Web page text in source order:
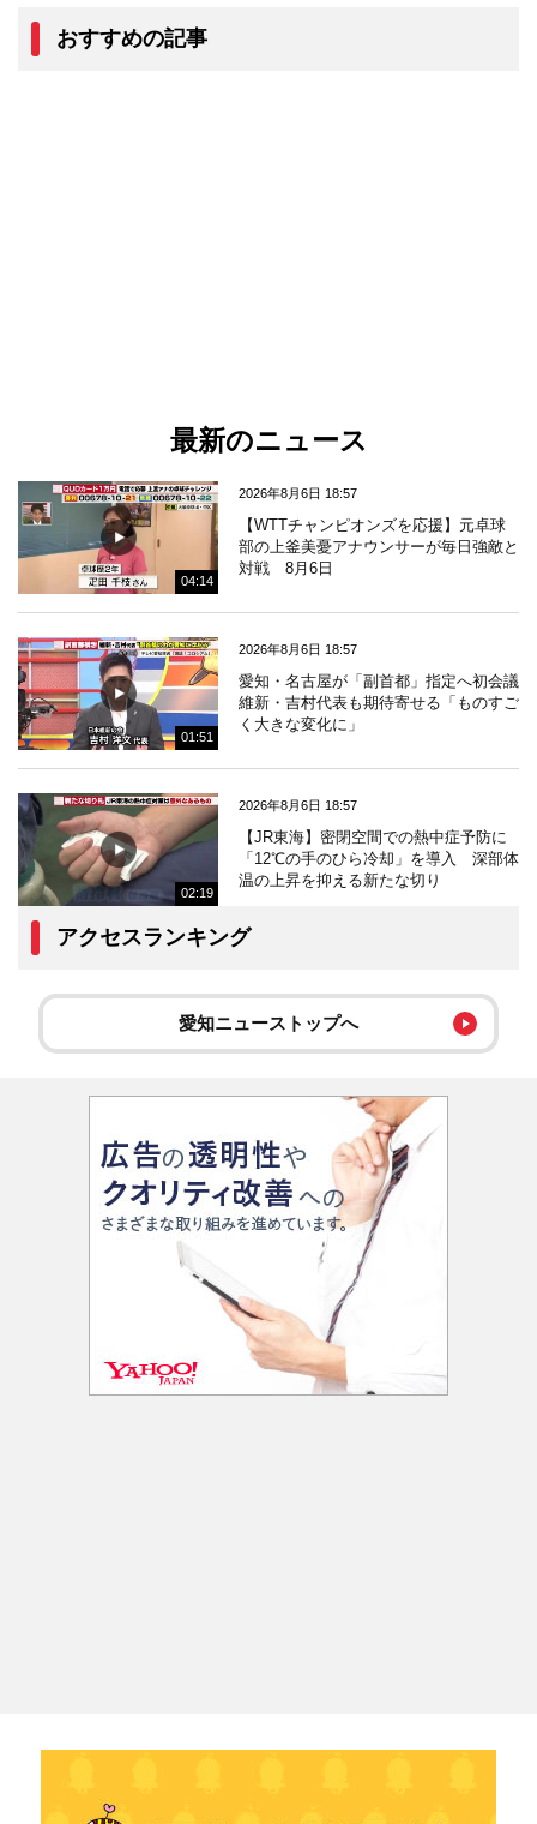
おすすめの記事
最新のニュース
04:14
2026年8月6日 18:57
【WTTチャンピオンズを応援】元卓球
部の上釜美憂アナウンサーが毎日強敵と
対戦 8月6日
01:51
2026年8月6日 18:57
愛知・名古屋が「副首都」指定へ初会議
維新・吉村代表も期待寄せる「ものすご
く大きな変化に」
02:19
2026年8月6日 18:57
【JR東海】密閉空間での熱中症予防に
「12℃の手のひら冷却」を導入 深部体
温の上昇を抑える新たな切り
アクセスランキング
愛知ニューストップへ